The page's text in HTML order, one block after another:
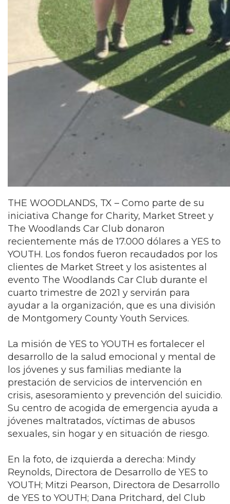
THE WOODLANDS, TX – Como parte de su
iniciativa Change for Charity, Market Street y
The Woodlands Car Club donaron
recientemente más de 17.000 dólares a YES to
YOUTH. Los fondos fueron recaudados por los
clientes de Market Street y los asistentes al
evento The Woodlands Car Club durante el
cuarto trimestre de 2021 y servirán para
ayudar a la organización, que es una división
de Montgomery County Youth Services.
La misión de YES to YOUTH es fortalecer el
desarrollo de la salud emocional y mental de
los jóvenes y sus familias mediante la
prestación de servicios de intervención en
crisis, asesoramiento y prevención del suicidio.
Su centro de acogida de emergencia ayuda a
jóvenes maltratados, víctimas de abusos
sexuales, sin hogar y en situación de riesgo.
En la foto, de izquierda a derecha: Mindy
Reynolds, Directora de Desarrollo de YES to
YOUTH; Mitzi Pearson, Directora de Desarrollo
de YES to YOUTH; Dana Pritchard, del Club